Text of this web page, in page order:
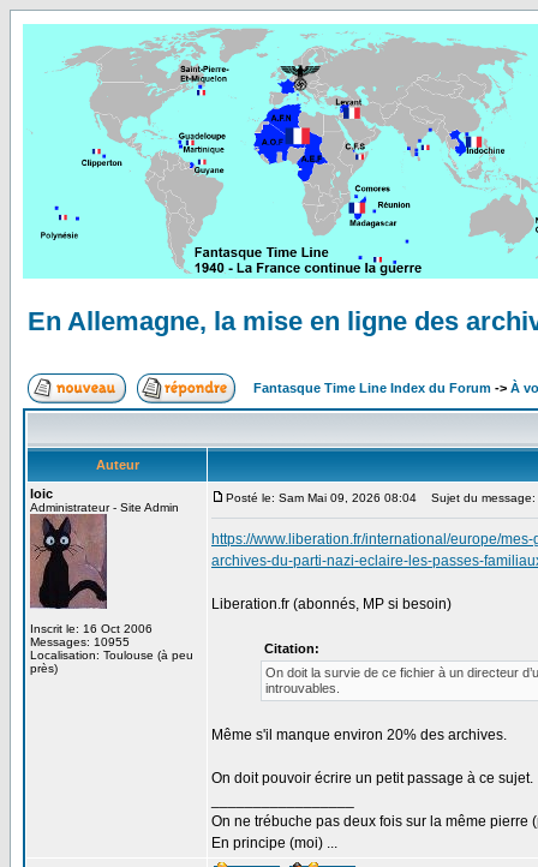
En Allemagne, la mise en ligne des
Fantasque Time Line Index du Forum -> À
Auteur
loic
Administrateur - Site Admin
Inscrit le: 16 Oct 2006
Messages: 10955
Localisation: Toulouse (à peu
près)
Posté le: Sam Mai 09, 2026 08:04 Sujet du message:
https://www.liberation.fr/international/europe/
archives-du-parti-nazi-eclaire-les-passes-
Liberation.fr (abonnés, MP si besoin)
Citation:
On doit la survie de ce fichier à un directeur
introuvables.
Même s'il manque environ 20% des archives.
On doit pouvoir écrire un petit passage à ce sujet.
On ne trébuche pas deux fois sur la même pierre
En principe (moi) ...